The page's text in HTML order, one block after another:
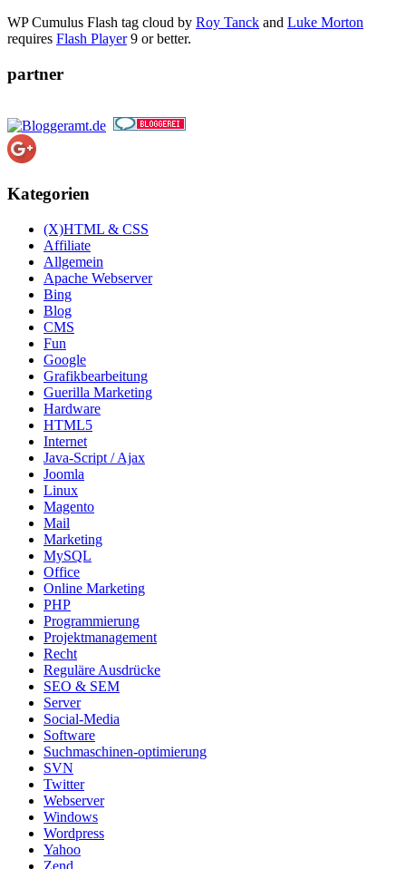
WP Cumulus Flash tag cloud by Roy Tanck and Luke Morton
requires Flash Player9 or better.
partner
Kategorien
(X)HTML & CSS
Affiliate
Allgemein
Apache Webserver
Bing
Blog
CMS
Fun
Google
Grafikbearbeitung
Guerilla Marketing
Hardware
HTML5
Internet
Java-Script / Ajax
Joomla
Linux
Magento
Mail
Marketing
MySQL
Office
Online Marketing
PHP
Programmierung
Projektmanagement
Recht
Reguläre Ausdrücke
SEO & SEM
Server
Social-Media
Software
Suchmaschinen-optimierung
SVN
Twitter
Webserver
Windows
Wordpress
Yahoo
Zend